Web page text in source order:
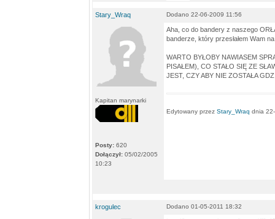
Stary_Wraq Dodano 22-06-2009 11:56
Kapitan marynarki
Posty: 620
Dołączył: 05/02/2005
10:23
Aha, co do bandery z naszego
banderze, który przesłałem Wam
WARTO BYŁOBY NAWIASEM
PISAŁEM), CO STAŁO SIĘ ZE
JEST, CZY ABY NIE ZOSTAŁA
Edytowany przez Stary_Wraq dnia
krogulec Dodano 01-05-2011 18:32